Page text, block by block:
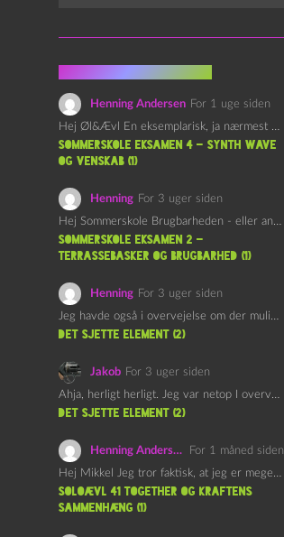
Henning Andersen For 1 uge siden
Hej Øl&Ævl En eksemplarisk, ja nærmest yndefuld, afslutning på SOMMERSKOLEN.…
Sommerskole Eksamen 4 – Synth Wave
og Venskab (1)
Henning For 3 uger siden
Hej Sommerskole Brugbarheden - eller anvendeligheden - af "Øl&Ævl" er…
Sommerskole Eksamen 2 –
Terrassebasker og Brugbarhed (1)
Henning For 3 uger siden
Jeg havde også i overvejelse om der muligvis kunne være…
det sjette element (2)
Jakob For 3 uger siden
Ahja, herligt herligt. Jeg var netop I overvejelser om at…
det sjette element (2)
Henning Andersen
For 1 måned siden
Hej Mikkel Jeg tror faktisk, at jeg er meget enig…
Soloævl 41 Together og Kraftens
Sammenhæng (1)